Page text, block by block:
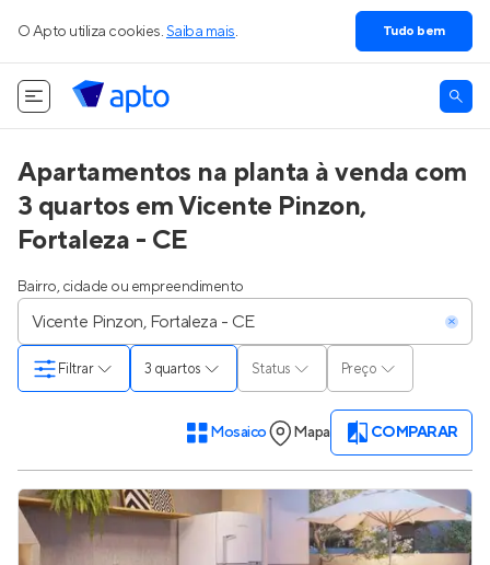
O Apto utiliza cookies. Saiba mais. Tudo bem
Apartamentos na planta à venda com
3 quartos em Vicente Pinzon,
Fortaleza - CE
Bairro, cidade ou empreendimento
3 quartos Status Preço
Filtrar
Mosaico Mapa COMPARAR